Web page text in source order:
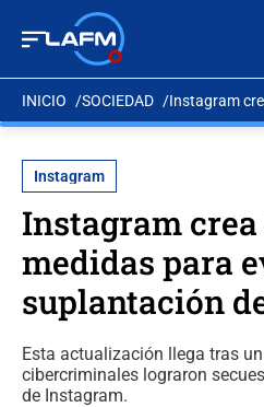
INICIO SOCIEDAD Instagram
Instagram
Instagram
medidas para
suplantación
Esta actualización llega tras
cibercriminales lograron
de Instagram.